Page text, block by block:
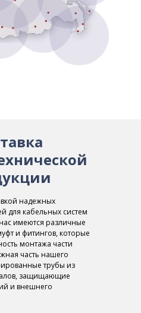
надежных
для кабельных систем
имеются различные
и фитингов, которые
монтажа части
часть нашего
трубы из
защищающие
и внешнего